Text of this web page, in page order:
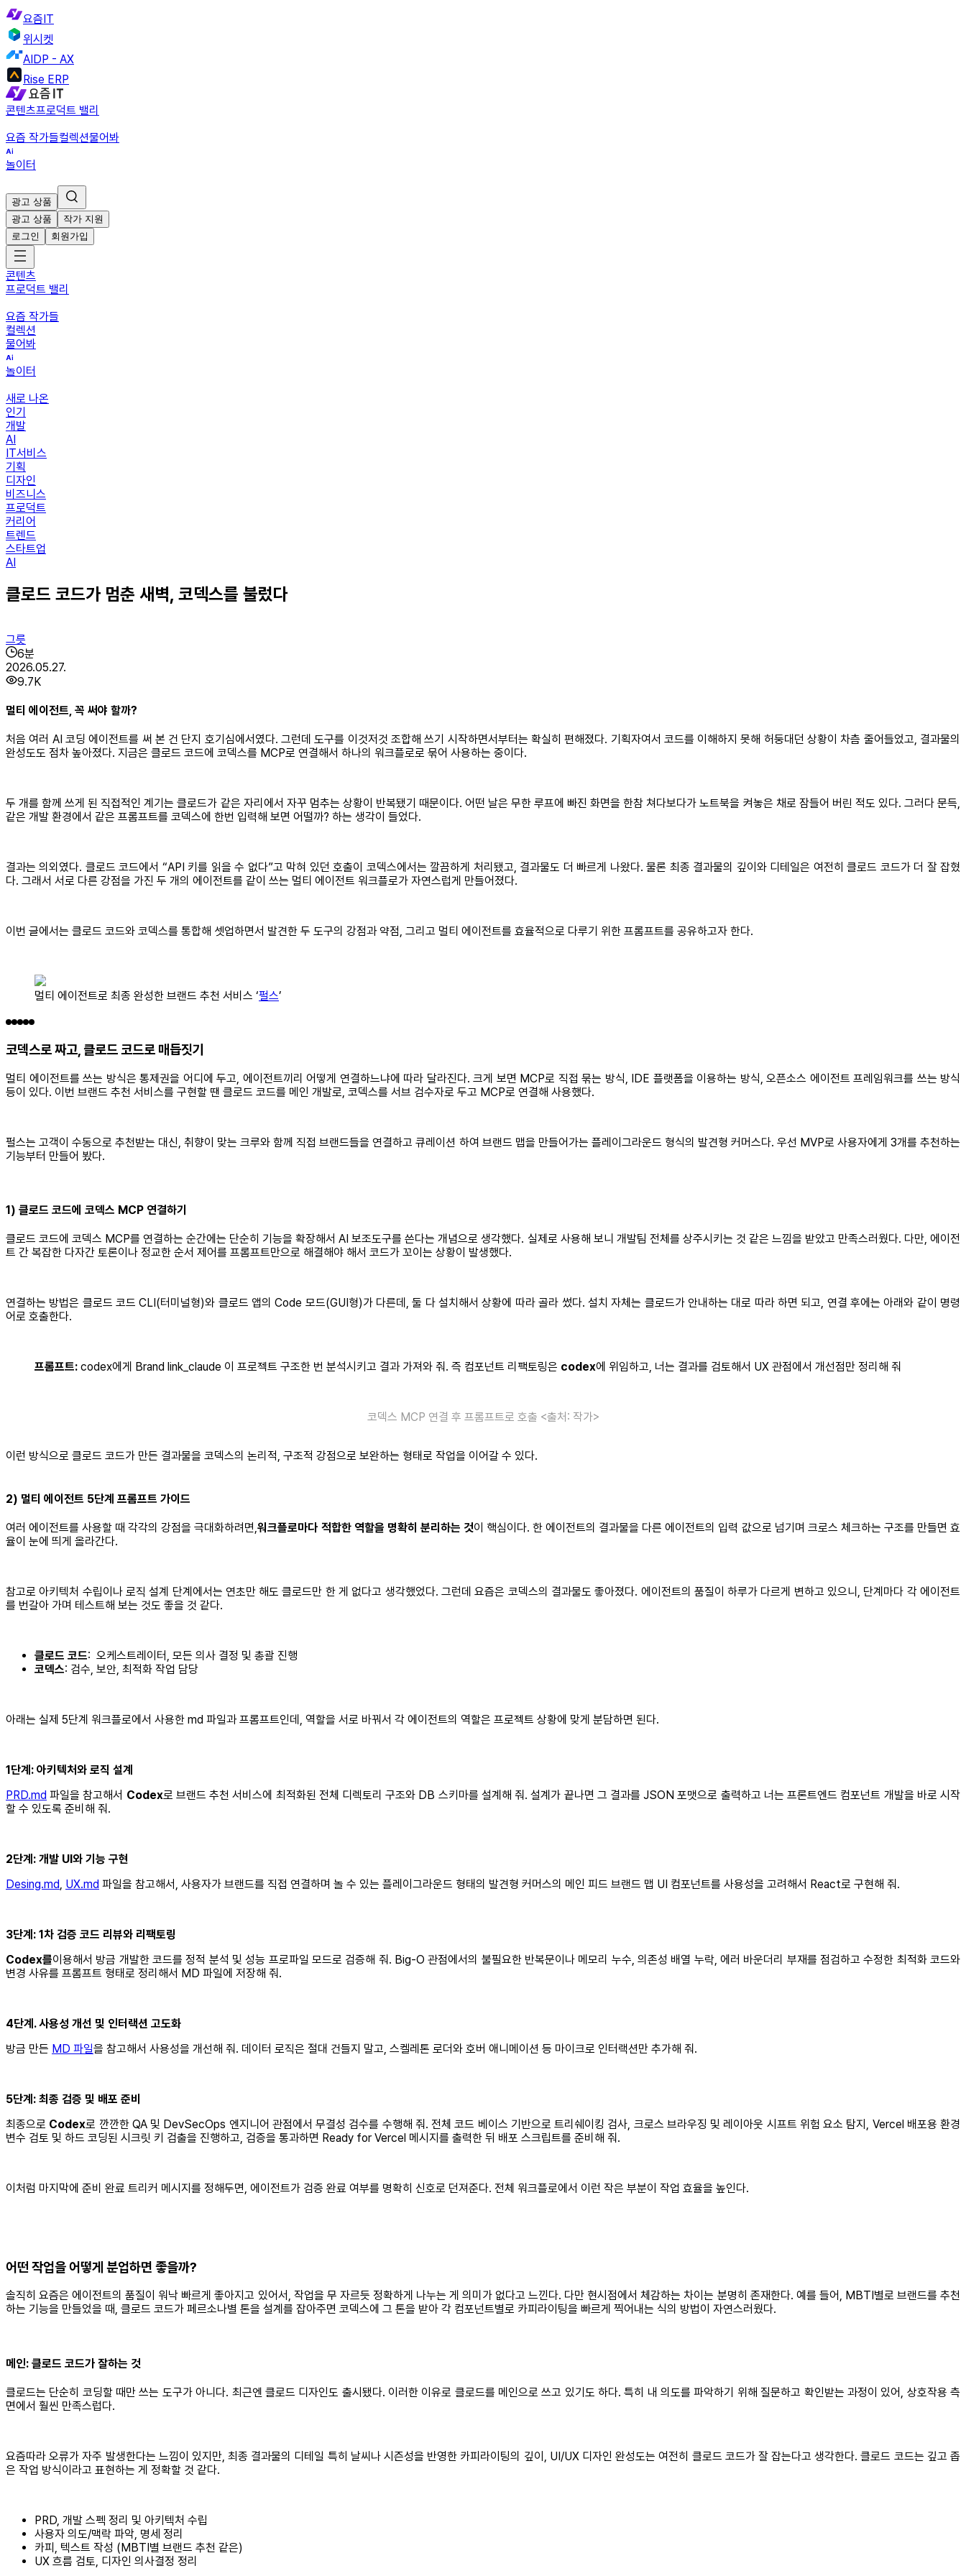
요즘IT
위시켓
AIDP - AX
Rise ERP
콘텐츠프로덕트 밸리
요즘 작가들컬렉션물어봐
놀이터
광고 상품
광고 상품
작가 지원
로그인
회원가입
콘텐츠
프로덕트 밸리
요즘 작가들
컬렉션
물어봐
놀이터
새로 나온
인기
개발
AI
IT서비스
기획
디자인
비즈니스
프로덕트
커리어
트렌드
스타트업
AI
클로드 코드가 멈춘 새벽, 코덱스를 불렀다
그릇
6분
2026.05.27.
9.7K
멀티 에이전트, 꼭 써야 할까?
처음 여러 AI 코딩 에이전트를 써 본 건 단지 호기심에서였다. 그런데 도구를 이것저것 조합해 쓰기 시작하면서부터는 확실히 편해졌다. 기획자여서 코드를 이해하지 못해 허둥대던 상황이 차츰 줄어들었고, 결과물의
완성도도 점차 높아졌다. 지금은 클로드 코드에 코덱스를 MCP로 연결해서 하나의 워크플로로 묶어 사용하는 중이다.
두 개를 함께 쓰게 된 직접적인 계기는 클로드가 같은 자리에서 자꾸 멈추는 상황이 반복됐기 때문이다. 어떤 날은 무한 루프에 빠진 화면을 한참 쳐다보다가 노트북을 켜놓은 채로 잠들어 버린 적도 있다. 그러다 문득,
같은 개발 환경에서 같은 프롬프트를 코덱스에 한번 입력해 보면 어떨까? 하는 생각이 들었다.
결과는 의외였다. 클로드 코드에서 “API 키를 읽을 수 없다”고 막혀 있던 호출이 코덱스에서는 깔끔하게 처리됐고, 결과물도 더 빠르게 나왔다. 물론 최종 결과물의 깊이와 디테일은 여전히 클로드 코드가 더 잘 잡혔
다. 그래서 서로 다른 강점을 가진 두 개의 에이전트를 같이 쓰는 멀티 에이전트 워크플로가 자연스럽게 만들어졌다.
이번 글에서는 클로드 코드와 코덱스를 통합해 셋업하면서 발견한 두 도구의 강점과 약점, 그리고 멀티 에이전트를 효율적으로 다루기 위한 프롬프트를 공유하고자 한다.
멀티 에이전트로 최종 완성한 브랜드 추천 서비스 ‘펄스’
코덱스로 짜고, 클로드 코드로 매듭짓기
멀티 에이전트를 쓰는 방식은 통제권을 어디에 두고, 에이전트끼리 어떻게 연결하느냐에 따라 달라진다. 크게 보면 MCP로 직접 묶는 방식, IDE 플랫폼을 이용하는 방식, 오픈소스 에이전트 프레임워크를 쓰는 방식
등이 있다. 이번 브랜드 추천 서비스를 구현할 땐 클로드 코드를 메인 개발로, 코덱스를 서브 검수자로 두고 MCP로 연결해 사용했다.
펄스는 고객이 수동으로 추천받는 대신, 취향이 맞는 크루와 함께 직접 브랜드들을 연결하고 큐레이션 하여 브랜드 맵을 만들어가는 플레이그라운드 형식의 발견형 커머스다. 우선 MVP로 사용자에게 3개를 추천하는
기능부터 만들어 봤다.
1) 클로드 코드에 코덱스 MCP 연결하기
클로드 코드에 코덱스 MCP를 연결하는 순간에는 단순히 기능을 확장해서 AI 보조도구를 쓴다는 개념으로 생각했다. 실제로 사용해 보니 개발팀 전체를 상주시키는 것 같은 느낌을 받았고 만족스러웠다. 다만, 에이전
트 간 복잡한 다자간 토론이나 정교한 순서 제어를 프롬프트만으로 해결해야 해서 코드가 꼬이는 상황이 발생했다.
연결하는 방법은 클로드 코드 CLI(터미널형)와 클로드 앱의 Code 모드(GUI형)가 다른데, 둘 다 설치해서 상황에 따라 골라 썼다. 설치 자체는 클로드가 안내하는 대로 따라 하면 되고, 연결 후에는 아래와 같이 명령
어로 호출한다.
프롬프트: codex에게 Brand link_claude 이 프로젝트 구조한 번 분석시키고 결과 가져와 줘. 즉 컴포넌트 리팩토링은 codex에 위임하고, 너는 결과를 검토해서 UX 관점에서 개선점만 정리해 줘
코덱스 MCP 연결 후 프롬프트로 호출 <출처: 작가>
이런 방식으로 클로드 코드가 만든 결과물을 코덱스의 논리적, 구조적 강점으로 보완하는 형태로 작업을 이어갈 수 있다.
2) 멀티 에이전트 5단계 프롬프트 가이드
여러 에이전트를 사용할 때 각각의 강점을 극대화하려면,워크플로마다 적합한 역할을 명확히 분리하는 것이 핵심이다. 한 에이전트의 결과물을 다른 에이전트의 입력 값으로 넘기며 크로스 체크하는 구조를 만들면 효
율이 눈에 띄게 올라간다.
참고로 아키텍처 수립이나 로직 설계 단계에서는 연초만 해도 클로드만 한 게 없다고 생각했었다. 그런데 요즘은 코덱스의 결과물도 좋아졌다. 에이전트의 품질이 하루가 다르게 변하고 있으니, 단계마다 각 에이전트
를 번갈아 가며 테스트해 보는 것도 좋을 것 같다.
클로드 코드: 오케스트레이터, 모든 의사 결정 및 총괄 진행
코덱스: 검수, 보안, 최적화 작업 담당
아래는 실제 5단계 워크플로에서 사용한 md 파일과 프롬프트인데, 역할을 서로 바꿔서 각 에이전트의 역할은 프로젝트 상황에 맞게 분담하면 된다.
1단계: 아키텍처와 로직 설계
PRD.md 파일을 참고해서 Codex로 브랜드 추천 서비스에 최적화된 전체 디렉토리 구조와 DB 스키마를 설계해 줘. 설계가 끝나면 그 결과를 JSON 포맷으로 출력하고 너는 프론트엔드 컴포넌트 개발을 바로 시작
할 수 있도록 준비해 줘.
2단계: 개발 UI와 기능 구현
Desing.md, UX.md 파일을 참고해서, 사용자가 브랜드를 직접 연결하며 놀 수 있는 플레이그라운드 형태의 발견형 커머스의 메인 피드 브랜드 맵 UI 컴포넌트를 사용성을 고려해서 React로 구현해 줘.
3단계: 1차 검증 코드 리뷰와 리팩토링
Codex를이용해서 방금 개발한 코드를 정적 분석 및 성능 프로파일 모드로 검증해 줘. Big-O 관점에서의 불필요한 반복문이나 메모리 누수, 의존성 배열 누락, 에러 바운더리 부재를 점검하고 수정한 최적화 코드와
변경 사유를 프롬프트 형태로 정리해서 MD 파일에 저장해 줘.
4단계. 사용성 개선 및 인터랙션 고도화
방금 만든 MD 파일을 참고해서 사용성을 개선해 줘. 데이터 로직은 절대 건들지 말고, 스켈레톤 로더와 호버 애니메이션 등 마이크로 인터랙션만 추가해 줘.
5단계: 최종 검증 및 배포 준비
최종으로 Codex로 깐깐한 QA 및 DevSecOps 엔지니어 관점에서 무결성 검수를 수행해 줘. 전체 코드 베이스 기반으로 트리쉐이킹 검사, 크로스 브라우징 및 레이아웃 시프트 위험 요소 탐지, Vercel 배포용 환경
변수 검토 및 하드 코딩된 시크릿 키 검출을 진행하고, 검증을 통과하면 Ready for Vercel 메시지를 출력한 뒤 배포 스크립트를 준비해 줘.
이처럼 마지막에 준비 완료 트리커 메시지를 정해두면, 에이전트가 검증 완료 여부를 명확히 신호로 던져준다. 전체 워크플로에서 이런 작은 부분이 작업 효율을 높인다.
어떤 작업을 어떻게 분업하면 좋을까?
솔직히 요즘은 에이전트의 품질이 워낙 빠르게 좋아지고 있어서, 작업을 무 자르듯 정확하게 나누는 게 의미가 없다고 느낀다. 다만 현시점에서 체감하는 차이는 분명히 존재한다. 예를 들어, MBTI별로 브랜드를 추천
하는 기능을 만들었을 때, 클로드 코드가 페르소나별 톤을 설계를 잡아주면 코덱스에 그 톤을 받아 각 컴포넌트별로 카피라이팅을 빠르게 찍어내는 식의 방법이 자연스러웠다.
메인: 클로드 코드가 잘하는 것
클로드는 단순히 코딩할 때만 쓰는 도구가 아니다. 최근엔 클로드 디자인도 출시됐다. 이러한 이유로 클로드를 메인으로 쓰고 있기도 하다. 특히 내 의도를 파악하기 위해 질문하고 확인받는 과정이 있어, 상호작용 측
면에서 훨씬 만족스럽다.
요즘따라 오류가 자주 발생한다는 느낌이 있지만, 최종 결과물의 디테일 특히 날씨나 시즌성을 반영한 카피라이팅의 깊이, UI/UX 디자인 완성도는 여전히 클로드 코드가 잘 잡는다고 생각한다. 클로드 코드는 깊고 좁
은 작업 방식이라고 표현하는 게 정확할 것 같다.
PRD, 개발 스펙 정리 및 아키텍처 수립
사용자 의도/맥락 파악, 명세 정리
카피, 텍스트 작성 (MBTI별 브랜드 추천 같은)
UX 흐름 검토, 디자인 의사결정 정리